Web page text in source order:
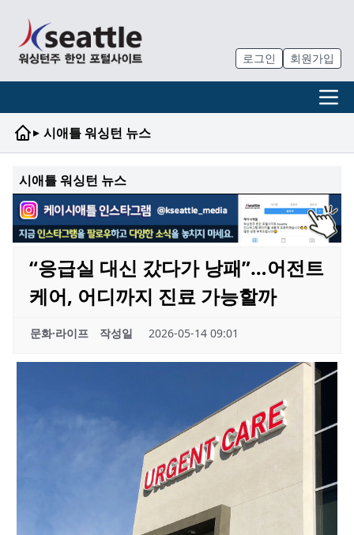
로그인 회원가입
▸ 시애틀 워싱턴 뉴스
시애틀 워싱턴 뉴스
“응급실 대신 갔다가 낭패”…어전트
케어, 어디까지 진료 가능할까
문화·라이프 작성일 2026-05-14 09:01